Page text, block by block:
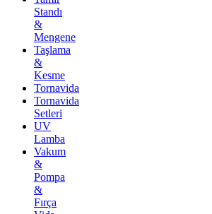
Standı
&
Mengene
Taşlama
&
Kesme
Tornavida
Tornavida
Setleri
UV
Lamba
Vakum
&
Pompa
&
Fırça